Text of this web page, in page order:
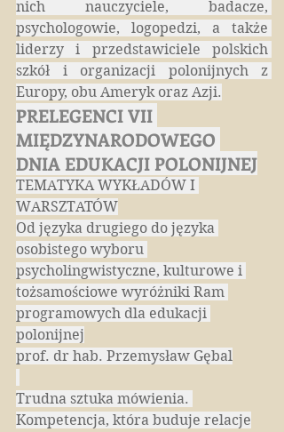
nich nauczyciele, badacze,
psychologowie, logopedzi, a także
liderzy i przedstawiciele polskich
szkół i organizacji polonijnych z
Europy, obu Ameryk oraz Azji.
PRELEGENCI VII
MIĘDZYNARODOWEGO
DNIA EDUKACJI POLONIJNEJ
TEMATYKA WYKŁADÓW I
WARSZTATÓW
Od języka drugiego do języka
osobistego wyboru
psycholingwistyczne, kulturowe i
tożsamościowe wyróżniki Ram
programowych dla edukacji
polonijnej
prof. dr hab. Przemysław Gębal
Trudna sztuka mówienia.
Kompetencja, która buduje relacje